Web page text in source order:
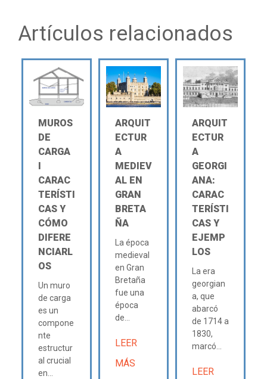
Artículos relacionados
MUROS
DE
CARGA
CARAC
TERÍSTI
CAS Y
CÓMO
DIFERE
NCIARL
OS
Un muro
de carga
es un
compone
nte
estructur
al crucial
en...
ARQUIT
ECTUR
A
MEDIEV
AL EN
GRAN
BRETA
ÑA
La época
medieval
en Gran
Bretaña
fue una
época
de...
LEER
MÁS
ARQUIT
ECTUR
A
GEORGI
ANA:
CARAC
TERÍSTI
CAS Y
EJEMP
LOS
La era
georgian
a, que
abarcó
de 1714 a
1830,
marcó...
LEER